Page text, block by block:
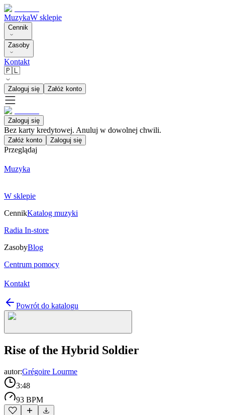
MuzykaW sklepie
Cennik
Zasoby
Kontakt
🇵🇱
Zaloguj się Załóż konto
Zaloguj się
Bez karty kredytowej. Anuluj w dowolnej chwili.
Załóż konto Zaloguj się
Przeglądaj
Muzyka
W sklepie
CennikKatalog muzyki
Radia In-store
ZasobyBlog
Centrum pomocy
Kontakt
Powrót do katalogu
Rise of the Hybrid Soldier
autor:Grégoire Lourme
3:48
93 BPM